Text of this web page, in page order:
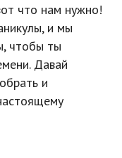
что нам нужно!
и мы
чтобы ты
Давай
и